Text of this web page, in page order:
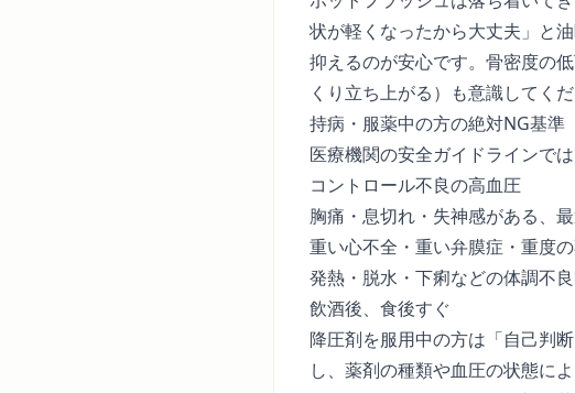
状が軽くなったから大丈夫」と
抑えるのが安心です。骨密度の
くり立ち上がる）も意識してくだ
持病・服薬中の方の絶対NG基準
医療機関の安全ガイドラインで
コントロール不良の高血圧
胸痛・息切れ・失神感がある、
重い心不全・重い弁膜症・重度
発熱・脱水・下痢などの体調不
飲酒後、食後すぐ
降圧剤を服用中の方は「自己判
し、薬剤の種類や血圧の状態に